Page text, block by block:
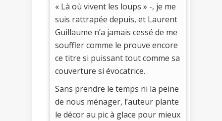
« Là où vivent les loups » -, je me
suis rattrapée depuis, et Laurent
Guillaume n’a jamais cessé de me
souffler comme le prouve encore
ce titre si puissant tout comme sa
couverture si évocatrice.
Sans prendre le temps ni la peine
de nous ménager, l’auteur plante
le décor au pic à glace pour mieux